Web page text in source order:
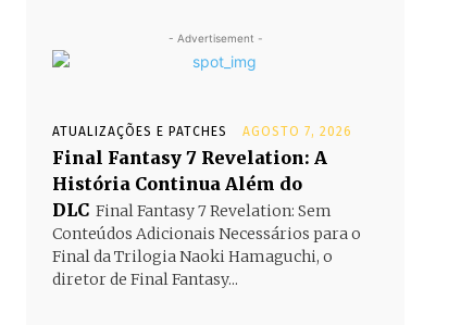
- Advertisement -
ATUALIZAÇÕES E PATCHES AGOSTO 7, 2026
Final Fantasy 7 Revelation: A
História Continua Além do
DLC Final Fantasy 7 Revelation: Sem
Conteúdos Adicionais Necessários para o
Final da Trilogia Naoki Hamaguchi, o
diretor de Final Fantasy...